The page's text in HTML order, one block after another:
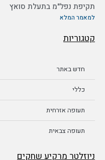
תקיפת נפל"מ בתעלת סואץ
למאמר המלא
קטגוריות
חדש באתר
כללי
תעופה אזרחית
תעופה צבאית
ניוזלטר מרקיע שחקים